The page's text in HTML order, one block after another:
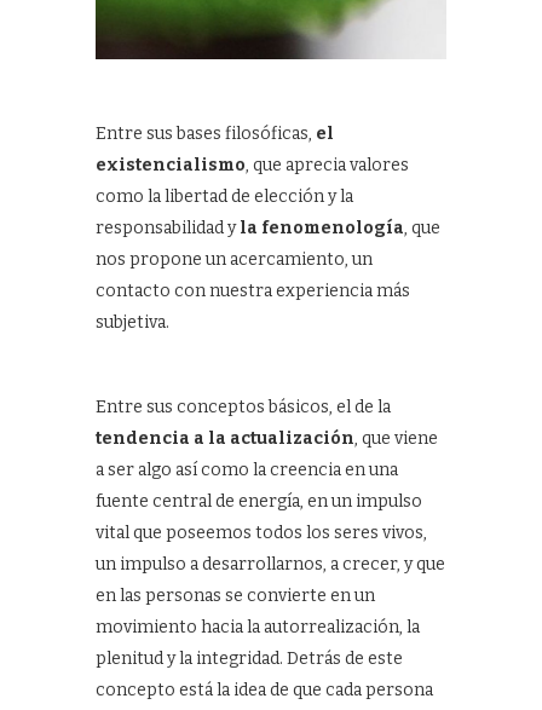
Entre sus bases filosóficas, el
existencialismo, que aprecia valores
como la libertad de elección y la
responsabilidad yla fenomenología, que
nos propone un acercamiento, un
contacto con nuestra experiencia más
subjetiva.
Entre sus conceptos básicos, el de la
tendencia a la actualización, que viene
a ser algo así como la creencia en una
fuente central de energía, en un impulso
vital que poseemos todos los seres vivos,
un impulso a desarrollarnos, a crecer, y que
en las personas se convierte en un
movimiento hacia la autorrealización, la
plenitud y la integridad. Detrás de este
concepto está la idea de que cada persona